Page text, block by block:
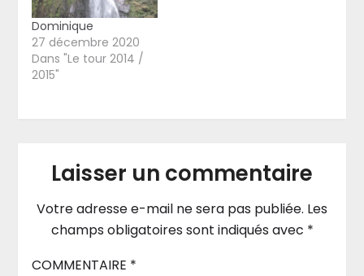
Dominique
27 décembre 2020
Dans "Le tour 2014 /
2015"
Laisser un commentaire
Votre adresse e-mail ne sera pas publiée. Les
champs obligatoires sont indiqués avec *
COMMENTAIRE *